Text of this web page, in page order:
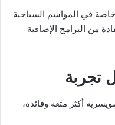
في المواسم السياحية
من البرامج الإضافية
تجربة
أكثر متعة وفائدة،